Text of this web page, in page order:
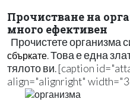
Прочистване на
много ефективен
Прочистете организма
сбъркате. Това е една
тялото ви. [caption
align="alignright"